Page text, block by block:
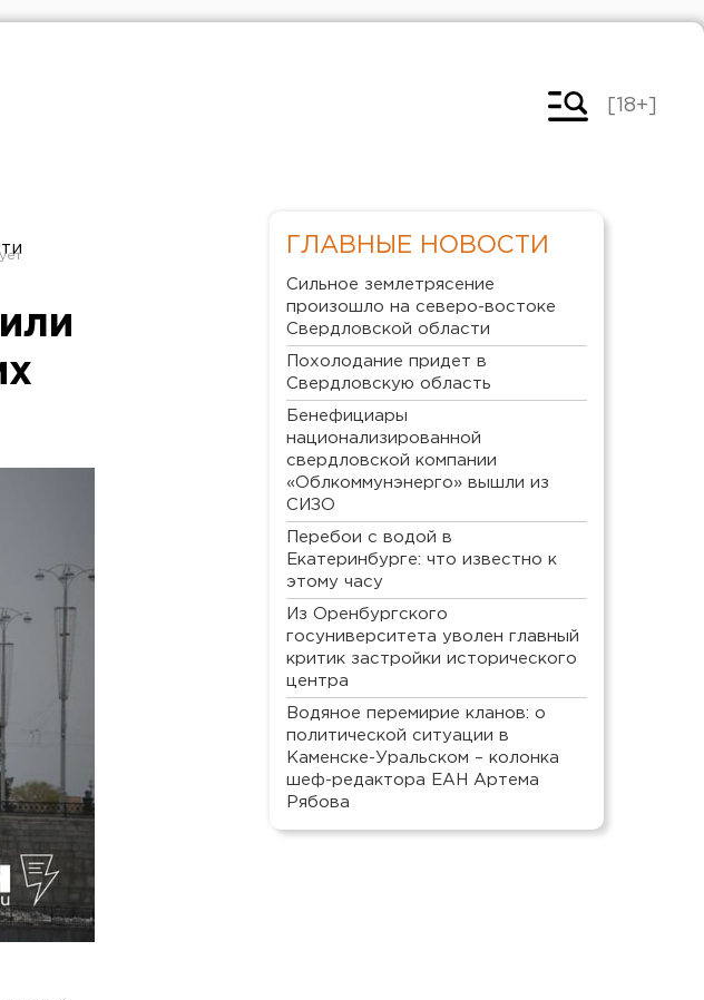
[18+]
ГЛАВНЫЕ НОВОСТИ
Сильное землетрясение
произошло на северо-востоке
Свердловской области
Похолодание придет в
Свердловскую область
Бенефициары
национализированной
свердловской компании
«Облкоммунэнерго» вышли из
СИЗО
Перебои с водой в
Екатеринбурге: что известно к
этому часу
Из Оренбургского
госуниверситета уволен главный
критик застройки исторического
центра
Водяное перемирие кланов: о
политической ситуации в
Каменске-Уральском – колонка
шеф-редактора ЕАН Артема
Рябова